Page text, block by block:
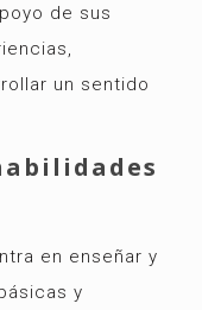
de sus
un sentido
en enseñar y
y